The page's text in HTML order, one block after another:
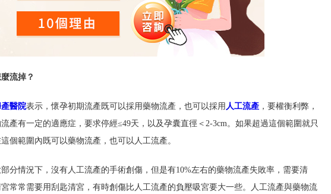
流掉？
醫院表示，懷孕初期流產既可以採用藥物流產，也可以採用 人工流產，要權衡利弊，
產有一定的適應症，要求停經≤49天，以及孕囊直徑＜2-3cm。如果超過這個範圍就只
個範圍內既可以藥物流產，也可以人工流產。
分情況下，沒有人工流產的手術創傷，但是有10%左右的藥物流產失敗率，需要清
常常需要用刮匙清宮，有時創傷比人工流產的負壓吸宮要大一些。人工流產與藥物流